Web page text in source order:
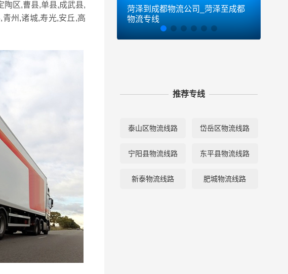
陶区,曹县,单县,成武县,
州,诸城,寿光,安丘,高
菏泽到成都物流公司_菏泽至成都
物流专线
推荐专线
泰山区物流线路 岱岳区物流线路
宁阳县物流线路 东平县物流线路
新泰物流线路 肥城物流线路